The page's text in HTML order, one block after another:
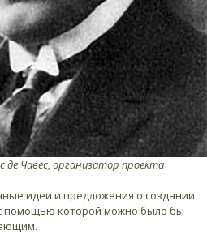
де Чавес, организатор проекта
идеи и предложения о создании
помощью которой можно было бы